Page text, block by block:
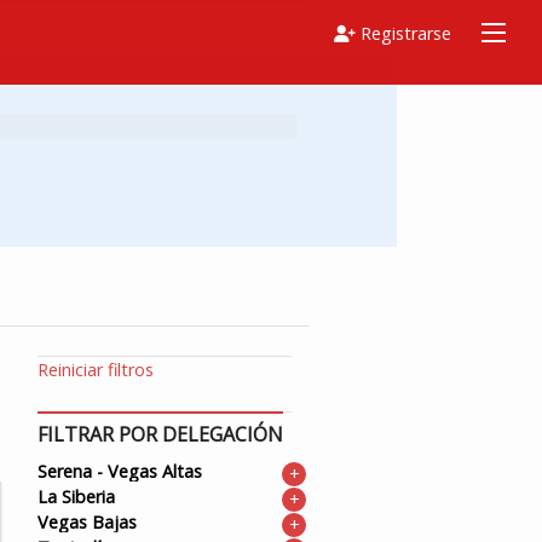
Registrarse
Reiniciar filtros
FILTRAR POR DELEGACIÓN